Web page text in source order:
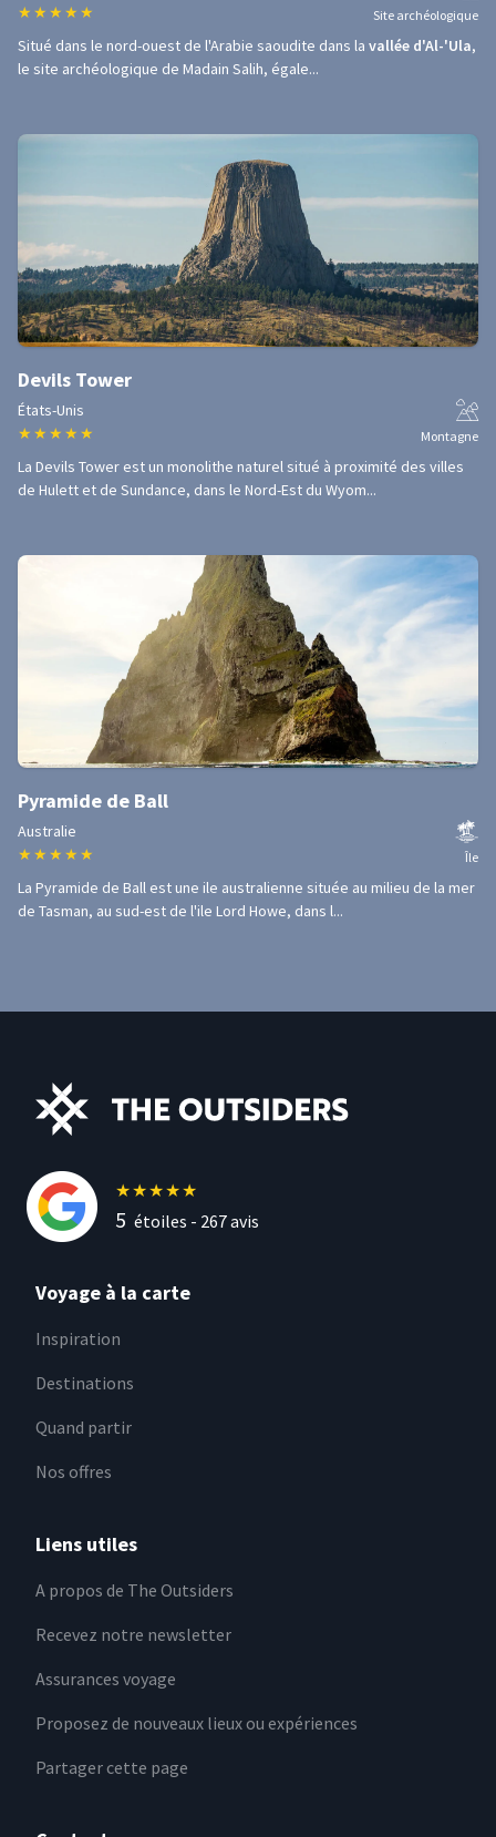
★ ★ ★ ★ ★ Site archéologique
Situé dans le nord-ouest de l'Arabie saoudite dans la vallée d'Al-'Ula,
le site archéologique de Madain Salih, égale...
Devils Tower
États-Unis
★ ★ ★ ★ ★ Montagne
La Devils Tower est un monolithe naturel situé à proximité des villes
de Hulett et de Sundance, dans le Nord-Est du Wyom...
Pyramide de Ball
Australie
★ ★ ★ ★ ★ Île
La Pyramide de Ball est une ile australienne située au milieu de la mer
de Tasman, au sud-est de l'ile Lord Howe, dans l...
★★★★★
5 étoiles - 267avis
Voyage à la carte
Inspiration
Destinations
Quand partir
Nos offres
Liens utiles
A propos de The Outsiders
Recevez notre newsletter
Assurances voyage
Proposez de nouveaux lieux ou expériences
Partager cette page